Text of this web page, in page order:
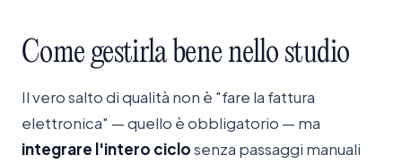
Comegestirla bene nello studio
Il vero salto di qualità non è "fare la fattura
elettronica" — quello è obbligatorio — ma
integrare l'intero ciclosenza passaggi manuali